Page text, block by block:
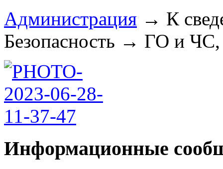
Администрация → К
Безопасность → ГО и ЧС,
Информационные